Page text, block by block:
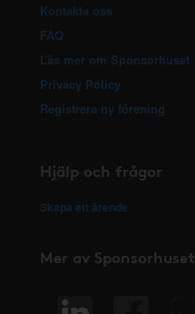
Kontakta oss
FAQ
Läs mer om Sponsorhuset
Privacy Policy
Registrera ny förening
Hjälp och frågor
Skapa ett ärende
Mer av Sponsorhuset